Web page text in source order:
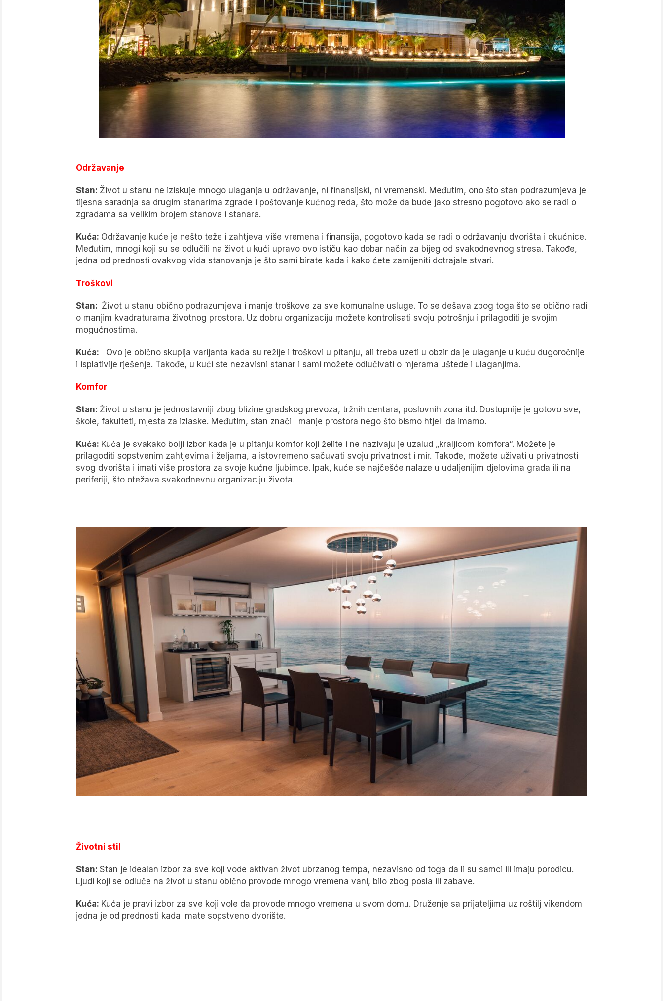
Održavanje
Stan: Život u stanu ne iziskuje mnogo ulaganja u održavanje, ni finansijski, ni vremenski. Međutim, ono što stan podrazumjeva je
tijesna saradnja sa drugim stanarima zgrade i poštovanje kućnog reda, što može da bude jako stresno pogotovo ako se radi o
zgradama sa velikim brojem stanova i stanara.
Kuća: Održavanje kuće je nešto teže i zahtjeva više vremena i finansija, pogotovo kada se radi o održavanju dvorišta i okućnice.
Međutim, mnogi koji su se odlučili na život u kući upravo ovo ističu kao dobar način za bijeg od svakodnevnog stresa. Takođe,
jedna od prednosti ovakvog vida stanovanja je što sami birate kada i kako ćete zamijeniti dotrajale stvari.
Troškovi
Stan: Život u stanu obično podrazumjeva i manje troškove za sve komunalne usluge. To se dešava zbog toga što se obično radi
o manjim kvadraturama životnog prostora. Uz dobru organizaciju možete kontrolisati svoju potrošnju i prilagoditi je svojim
mogućnostima.
Kuća:
Ovo je obično skuplja varijanta kada su režije i troškovi u pitanju, ali treba uzeti u obzir da je ulaganje u kuću dugoročnije
i isplativije rješenje. Takođe, u kući ste nezavisni stanar i sami možete odlučivati o mjerama uštede i ulaganjima.
Komfor
Stan: Život u stanu je jednostavniji zbog blizine gradskog prevoza, tržnih centara, poslovnih zona itd. Dostupnije je gotovo sve,
škole, fakulteti, mjesta za izlaske. Međutim, stan znači i manje prostora nego što bismo htjeli da imamo.
Kuća: Kuća je svakako bolji izbor kada je u pitanju komfor koji želite i ne nazivaju je uzalud „kraljicom komfora“. Možete je
prilagoditi sopstvenim zahtjevima i željama, a istovremeno sačuvati svoju privatnost i mir. Takođe, možete uživati u privatnosti
svog dvorišta i imati više prostora za svoje kućne ljubimce. Ipak, kuće se najčešće nalaze u udaljenijim djelovima grada ili na
periferiji, što otežava svakodnevnu organizaciju života.
Životni stil
Stan: Stan je idealan izbor za sve koji vode aktivan život ubrzanog tempa, nezavisno od toga da li su samci ili imaju porodicu.
Ljudi koji se odluče na život u stanu obično provode mnogo vremena vani, bilo zbog posla ili zabave.
Kuća: Kuća je pravi izbor za sve koji vole da provode mnogo vremena u svom domu. Druženje sa prijateljima uz roštilj vikendom
jedna je od prednosti kada imate sopstveno dvorište.